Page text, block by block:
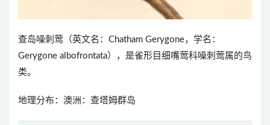
查岛噪刺莺（英文名：Chatham Gerygone，学名：
Gerygone albofrontata），是雀形目细嘴莺科噪刺莺属的鸟
类。
地理分布：澳洲：查塔姆群岛